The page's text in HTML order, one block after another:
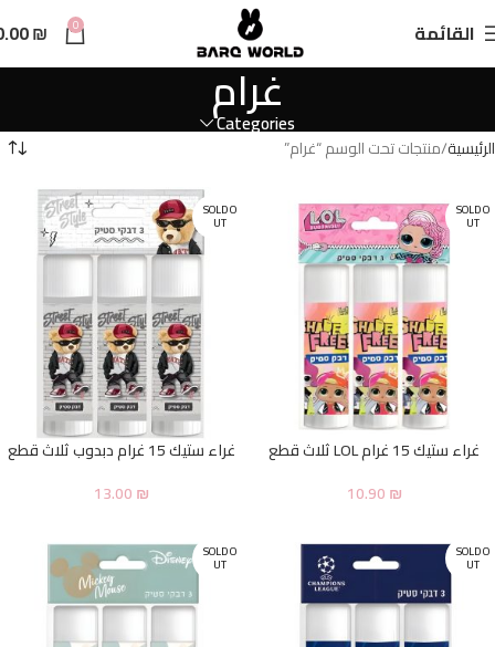
القائمة 0
₪
غرام
Categories
الرئيسية منتجات تحت الوسم “غرام”
SOLD O
UT
غراء ستيك 15 غرام LOL ثلاث قطع
10.90₪
SOLD O
UT
غراء ستيك 15 غرام دبدوب ثلاث قطع
13.00₪
SOLD O
UT
SOLD O
UT